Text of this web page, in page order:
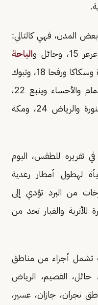
المدن، فهي كالتالي:
15، وجائل و
الباحة
والقريات 16، والطائف 17، وبريدة وسكاكا ورفحا 18، وتبوك
19، والعلا 20، ونجران 21، والدمام والأحساء وينبع 22،
وحفر الباطن 23، والمدينة والمنورة والرياض 24، ومكة
في تقريره للطقس، اليوم
لهطول أمطار رعدية
من البرد تؤدي إلى
والغبار تحد من
تشمل أجزاء من مناطق
حائل، القصيم، الرياض
نجران، جازان، عسير،